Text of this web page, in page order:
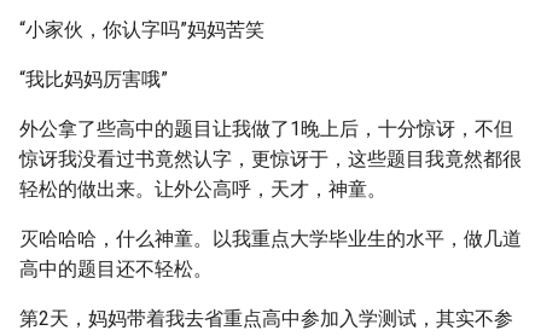
“小家伙，你认字吗”妈妈苦笑
“我比妈妈厉害哦”
外公拿了些高中的题目让我做了1晚上后，十分惊讶，不但
惊讶我没看过书竟然认字，更惊讶于，这些题目我竟然都很
轻松的做出来。让外公高呼，天才，神童。
灭哈哈哈，什么神童。以我重点大学毕业生的水平，做几道
高中的题目还不轻松。
第2天，妈妈带着我去省重点高中参加入学测试，其实不参